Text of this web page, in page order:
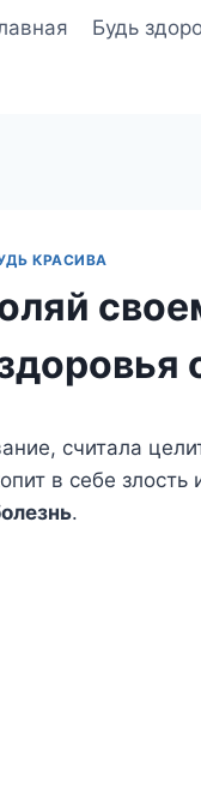
Будь
КРАСИВА
считала
в себе
.